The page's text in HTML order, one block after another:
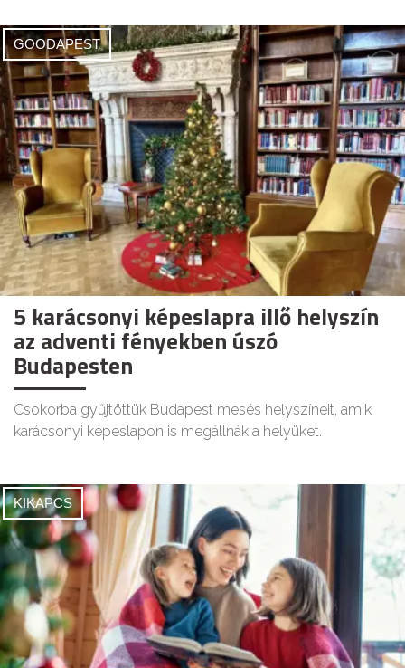
GOODAPEST
5 karácsonyi képeslapra illő helyszín
az adventi fényekben úszó
Budapesten
Csokorba gyűjtöttük Budapest mesés helyszíneit, amik
karácsonyi képeslapon is megállnák a helyüket.
KIKAPCS